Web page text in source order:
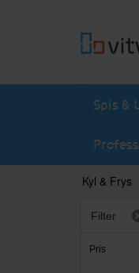
Spis &
Kyl & Frys
Filter
Pris